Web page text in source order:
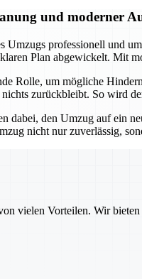
und moderner
Umzugs professionell und
Plan abgewickelt. Mit
Rolle, um mögliche
zurückbleibt. So wird
dabei, den Umzug auf ein
nicht nur zuverlässig,
vielen Vorteilen. Wir